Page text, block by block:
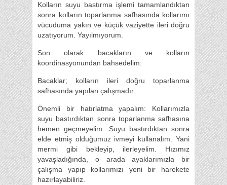
Kolların suyu bastırma işlemi tamamlandıktan
sonra kolların toparlanma safhasında kollarımı
vücuduma yakın ve küçük vaziyette ileri doğru
uzatıyorum. Yayılmıyorum.
Son olarak bacakların ve kolların
koordinasyonundan bahsedelim:
Bacaklar; kolların ileri doğru toparlanma
safhasında yapılan çalışmadır.
Önemli bir hatırlatma yapalım: Kollarımızla
suyu bastırdıktan sonra toparlanma safhasına
hemen geçmeyelim. Suyu bastırdıktan sonra
elde etmiş olduğumuz ivmeyi kullanalım. Yani
mermi gibi bekleyip, ilerleyelim. Hızımız
yavaşladığında, o arada ayaklarımızla bir
çalışma yapıp kollarımızı yeni bir harekete
hazırlayabiliriz.